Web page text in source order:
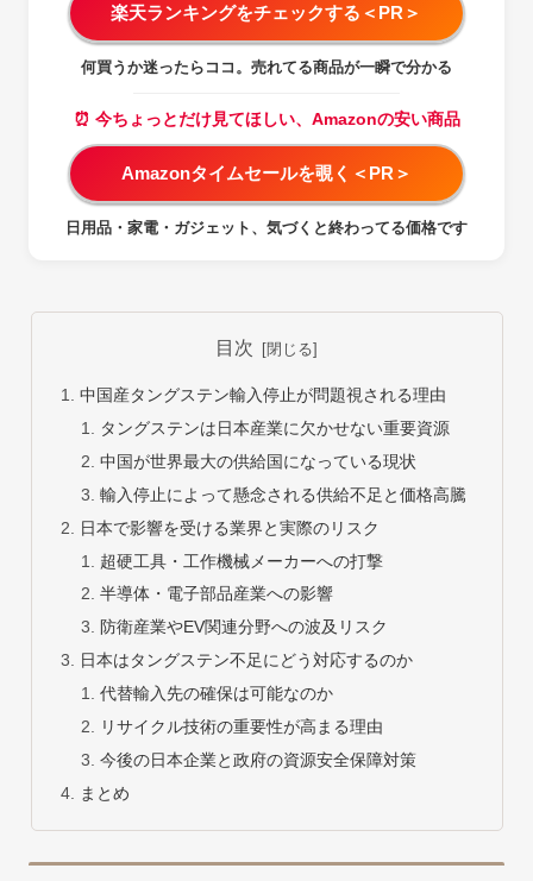
楽天ランキングをチェックする＜PR＞
何買うか迷ったらココ。売れてる商品が一瞬で分かる
⏰ 今ちょっとだけ見てほしい、Amazonの安い商品
Amazonタイムセールを覗く＜PR＞
日用品・家電・ガジェット、気づくと終わってる価格です
目次
中国産タングステン輸入停止が問題視される理由
タングステンは日本産業に欠かせない重要資源
中国が世界最大の供給国になっている現状
輸入停止によって懸念される供給不足と価格高騰
日本で影響を受ける業界と実際のリスク
超硬工具・工作機械メーカーへの打撃
半導体・電子部品産業への影響
防衛産業やEV関連分野への波及リスク
日本はタングステン不足にどう対応するのか
代替輸入先の確保は可能なのか
リサイクル技術の重要性が高まる理由
今後の日本企業と政府の資源安全保障対策
まとめ